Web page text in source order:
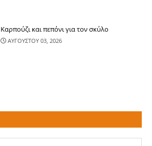
Καρπούζι και πεπόνι για τον σκύλο
ΑΥΓΟΥΣΤΟΥ 03, 2026